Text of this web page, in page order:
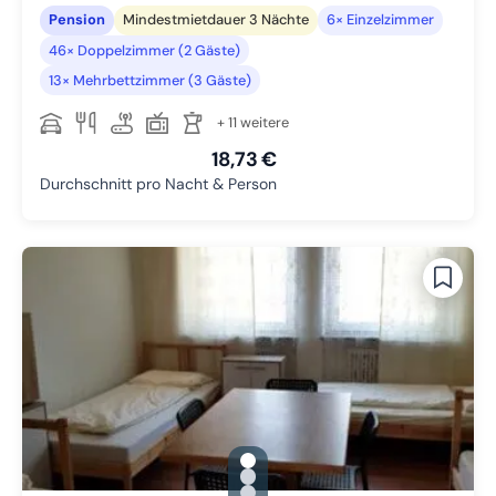
Pension
Mindestmietdauer 3 Nächte
6× Einzelzimmer
46× Doppelzimmer (2 Gäste)
13× Mehrbettzimmer (3 Gäste)
+ 11 weitere
18,73 €
Durchschnitt pro Nacht & Person
gallery.slide_selector
Zu Slide 1 wechseln